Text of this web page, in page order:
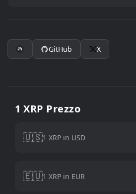
GitHub X
1 XRP Prezzo
🇺🇸1 XRP in USD
🇪🇺1 XRP in EUR